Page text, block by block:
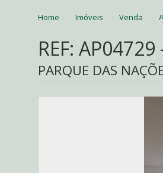
Home Imóveis Venda
REF:
PARQUE DAS